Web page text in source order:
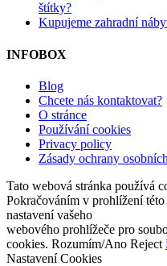
štítky?
Kupujeme zahradní
INFOBOX
Blog
Chcete nás kontaktovat?
O stránce
Používání cookies
Privacy policy
Zásady ochrany
Tato webová stránka používá
Pokračováním v prohlížení
nastavení vašeho
webového prohlížeče pro
cookies. Rozumím/Ano Reject
Nastavení Cookies